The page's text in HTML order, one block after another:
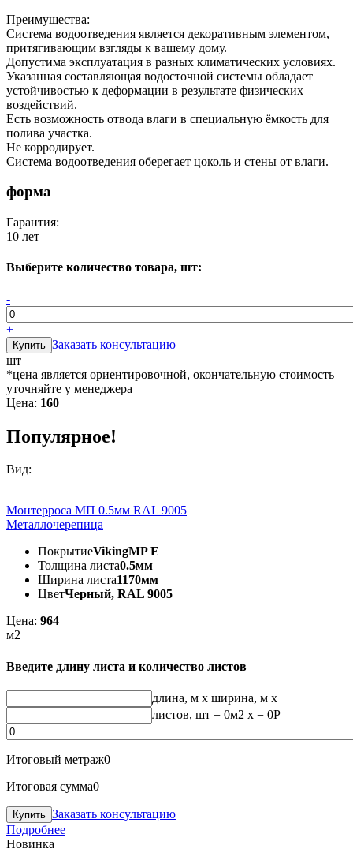
Преимущества:
Система водоотведения является декоративным элементом,
притягивающим взгляды к вашему дому.
Допустима эксплуатация в разных климатических условиях.
Указанная составляющая водосточной системы обладает
устойчивостью к деформации в результате физических
воздействий.
Есть возможность отвода влаги в специальную ёмкость для
полива участка.
Не корродирует.
Система водоотведения оберегает цоколь и стены от влаги.
форма
Гарантия:
10 лет
Выберите количество товара, шт:
-
+
Заказать консультацию
шт
*цена является ориентировочной, окончательную стоимость
уточняйте у менеджера
Цена: 160
Популярное!
Вид:
Монтерроса МП 0.5мм RAL 9005
Металлочерепица
ПокрытиеVikingMP E
Толщина листа0.5мм
Ширина листа1170мм
ЦветЧерный, RAL 9005
Цена: 964
м2
Введите длину листа и количество листов
длина, м x ширина, м x
листов, шт = 0м2 x = 0Р
Итоговый метраж0
Итоговая сумма0
Заказать консультацию
Подробнее
Новинка